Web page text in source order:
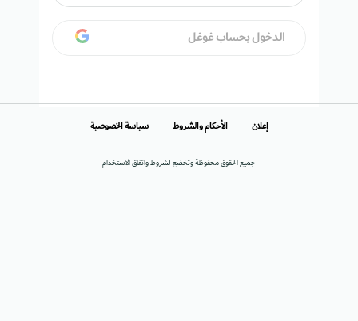
الدخول بحساب غوغل
جميع الحقوق محفوظة وتخضع لشروط واتفاق الاستخدام
إعلان الأحكام والشروط سياسة الخصوصية